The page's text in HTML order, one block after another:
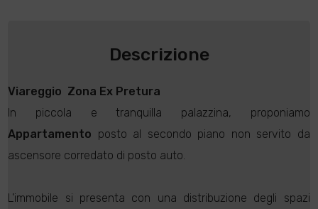
Descrizione
Viareggio  Zona Ex Pretura
In piccola e tranquilla palazzina, proponiamo
Appartamento posto al secondo piano non servito da
ascensore corredato di posto auto.
L'immobile si presenta con una distribuzione degli spazi